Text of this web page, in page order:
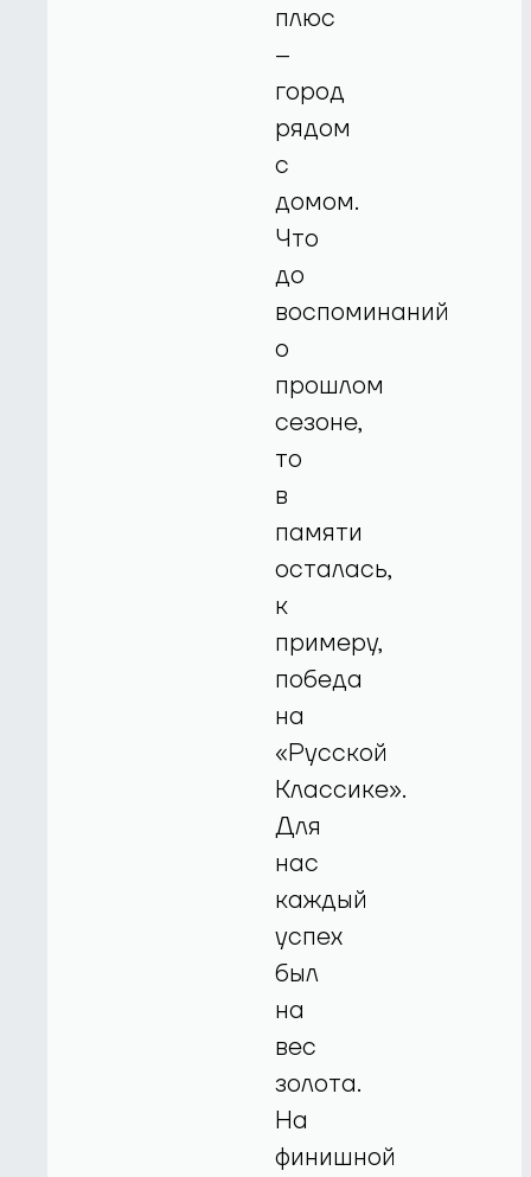
плюс
–
город
рядом
с
домом.
Что
до
воспоминаний
о
прошлом
сезоне,
то
в
памяти
осталась,
к
примеру,
победа
на
«Русской
Классике».
Для
нас
каждый
успех
был
на
вес
золота.
На
финишной